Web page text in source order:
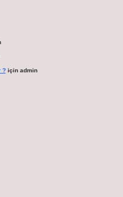
?için admin